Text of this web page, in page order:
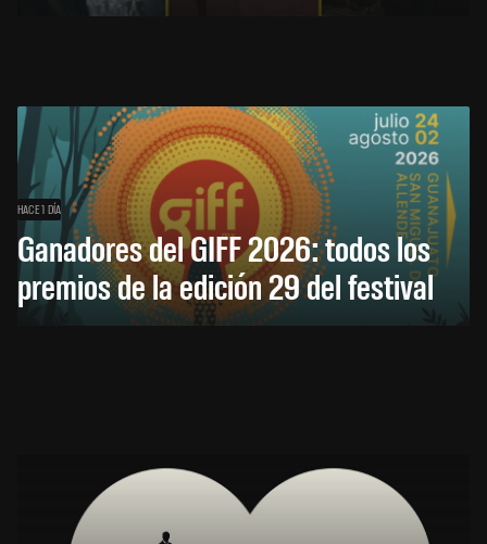
HACE 1 DÍA
Ganadores del GIFF 2026: todos los
premios de la edición 29 del festival